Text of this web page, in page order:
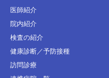
医師紹介
院内紹介
検査の紹介
健康診断／予防接種
訪問診療